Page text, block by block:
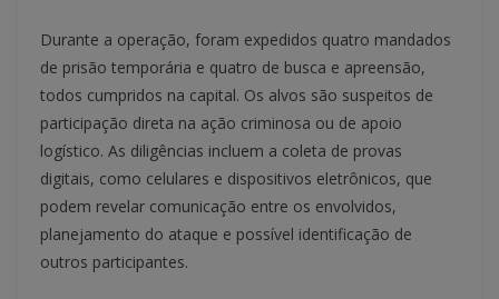
Durante a operação, foram expedidos quatro mandados
de prisão temporária e quatro de busca e apreensão,
todos cumpridos na capital. Os alvos são suspeitos de
participação direta na ação criminosa ou de apoio
logístico. As diligências incluem a coleta de provas
digitais, como celulares e dispositivos eletrônicos, que
podem revelar comunicação entre os envolvidos,
planejamento do ataque e possível identificação de
outros participantes.